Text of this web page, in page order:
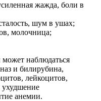
жажда, боли в
шум в ушах;
молочница;
наблюдаться
и билирубина,
лейкоцитов,
ухудшение
анемии.